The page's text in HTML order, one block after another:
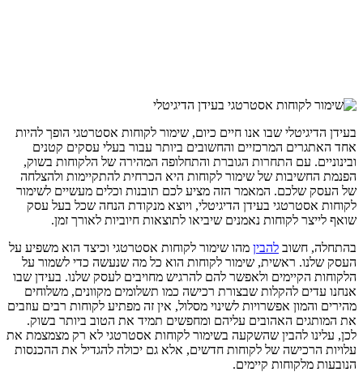
בעידן הדיגיטלי שבו אנו חיים כיום, שימור לקוחות אסטרטגי הופך להיות
אחד האתגרים המרכזיים והחשובים ביותר עבור בעלי עסקים קטנים
ובינוניים. עם התחרות הגוברת והתחלופה המהירה של הלקוחות בשוק,
הפנמת החשיבות של שימור לקוחות היא הכרחית להתקיימות ולהצלחה
של העסק שלכם. המאמר הזה מציע לכם תובנות וכלים מעשיים לשימור
לקוחות אסטרטגי בעידן הדיגיטלי, ויוצא מנקודת הנחה שכל בעל עסק
שואף לייצר לקוחות נאמנים שיביאו לתוצאות חיוביות לאורך זמן.
בהתחלה, חשוב להבין מהו שימור לקוחות אסטרטגי וכיצד הוא משפיע על
העסק שלנו. ראשית, שימור לקוחות הוא כל מה שנעשה כדי לשמור על
הלקוחות הקיימים ולאפשר להם להרגיש מחויבים לעסק שלנו. בעידן שבו
אנחנו עדים להקלות שבצורת רכישה כמו תשלומים מקוונים, משלוחים
מהירים והמון אפשרויות לשינוי מסלול, אין זה מפתיע לקוחות רבים עוזבים
את המותגים האהובים עליהם ומחפשים תמיד את הטוב ביותר בשוק.
לכן, עלינו להבין שהשקעה בשימור לקוחות אסטרטגי לא רק מצמצמת את
עלויות הרכישה של לקוחות חדשים, אלא גם יכולה להגדיל את ההכנסות
הנובעות מלקוחות קיימים.